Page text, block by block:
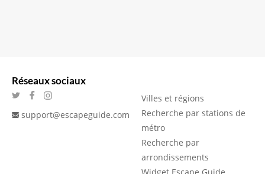
Réseaux sociaux
support@escapeguide.com
Villes et régions
Recherche par stations de
métro
Recherche par
arrondissements